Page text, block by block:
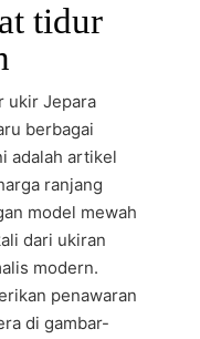
tidur
ukir Jepara
berbagai
adalah artikel
ranjang
model mewah
dari ukiran
modern.
penawaran
di gambar-